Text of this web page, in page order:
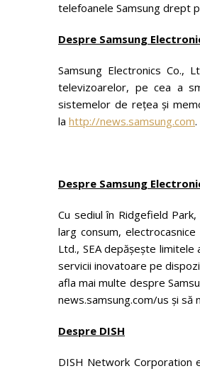
telefoanele Samsung drept
Despre Samsung
Samsung Electronics Co.,
televizoarelor, pe cea a
sistemelor de rețea și
la http://news.samsung.com.
Despre Samsung
Cu sediul în Ridgefield
larg consum,
Ltd., SEA depășește
servicii inovatoare pe
afla mai multe despre
news.samsung.com/us și să
Despre DISH
DISH Network Corporation